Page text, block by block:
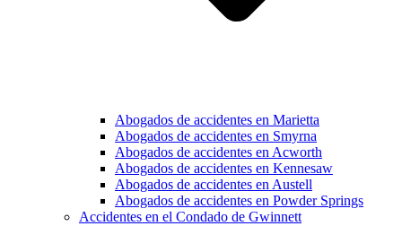
Abogados de accidentes en Marietta
Abogados de accidentes en Smyrna
Abogados de accidentes en Acworth
Abogados de accidentes en Kennesaw
Abogados de accidentes en Austell
Abogados de accidentes en Powder Springs
Accidentes en el Condado de Gwinnett